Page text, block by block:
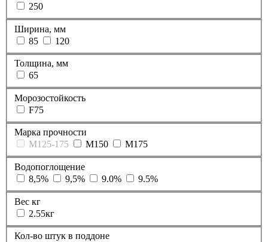
250
Ширина, мм
85
120
Толщина, мм
65
Морозостойкость
F75
Марка прочности
М125-175
М150 М175
Водопоглощение
8,5%
9,5% 9.0% 9.5%
Вес кг
2.55кг
Кол-во штук в поддоне